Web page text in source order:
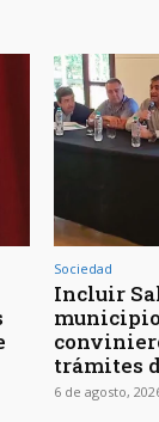
Sociedad
Incluir
trámites
6 de agosto,